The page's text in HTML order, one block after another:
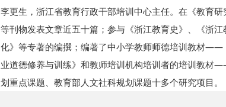
李更生，浙江省教育行政干部培训中心主任。在《教育
等刊物发表文章近五十篇；参与《浙江教育史》、《浙
化》等专著的编撰；编著了中小学教师师德培训教材
业道德修养与训练》和教师培训机构培训者的培训教材
划重点课题、教育部人文社科规划课题十多个研究项目。